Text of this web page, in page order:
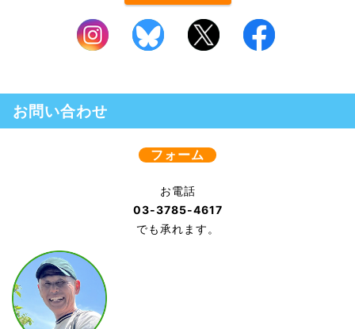
お問い合わせ
フォーム
お電話
03-3785-4617
でも承れます。